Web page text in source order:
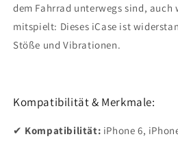
dem Fahrrad unterwegs sind, auch
mitspielt: Dieses iCase ist
Stöße und Vibrationen.
Kompatibilität & Merkmale:
✔ Kompatibilität: iPhone 6,